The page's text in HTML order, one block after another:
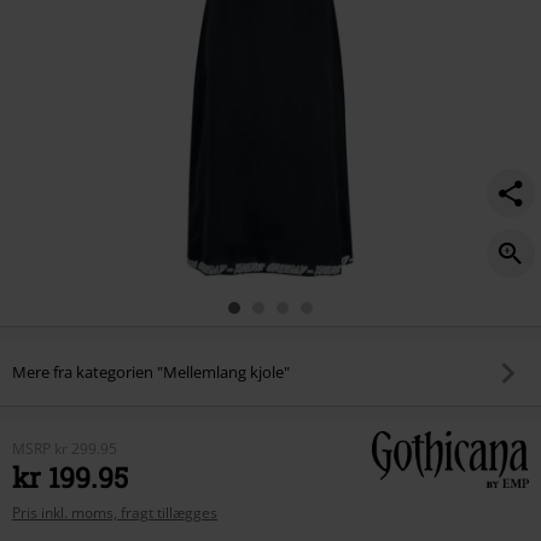
Mere fra kategorien "Mellemlang kjole"
MSRP kr 299.95
kr 199.95
Pris inkl. moms, fragt tillægges